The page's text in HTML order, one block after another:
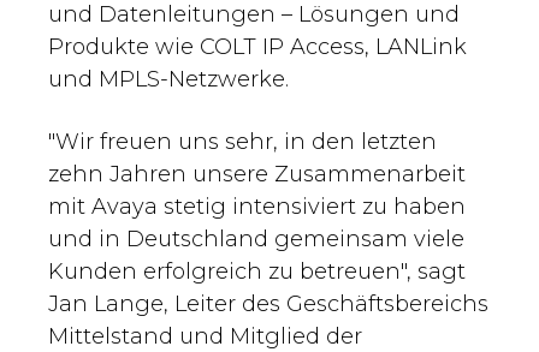
und Datenleitungen – Lösungen und
Produkte wie COLT IP Access, LANLink
und MPLS-Netzwerke.
"Wir freuen uns sehr, in den letzten
zehn Jahren unsere Zusammenarbeit
mit Avaya stetig intensiviert zu haben
und in Deutschland gemeinsam viele
Kunden erfolgreich zu betreuen", sagt
Jan Lange, Leiter des Geschäftsbereichs
Mittelstand und Mitglied der